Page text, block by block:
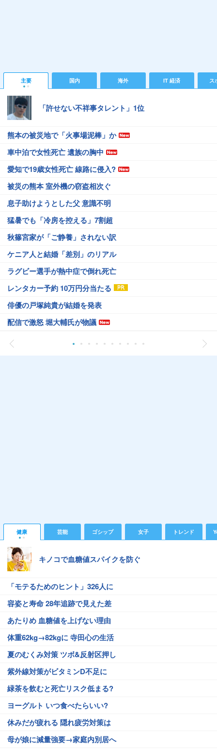
主要 国内 海外 IT 経済 ス
「許せない不祥事タレント」1位
熊本の被災地で「火事場泥棒」か
車中泊で女性死亡 遺族の胸中
愛知で19歳女性死亡 線路に侵入?
被災の熊本 室外機の窃盗相次ぐ
息子助けようとした父 意識不明
猛暑でも「冷房を控える」7割超
秋篠宮家が「ご静養」されない訳
ケニア人と結婚「差別」のリアル
ラグビー選手が熱中症で倒れ死亡
レンタカー予約 10万円分当たる
俳優の戸塚純貴が結婚を発表
配信で激怒 堀大輔氏が物議
健康 芸能 ゴシップ 女子 トレンド
キノコで血糖値スパイクを防ぐ
「モテるためのヒント」326人に
容姿と寿命 28年追跡で見えた差
あたりめ 血糖値を上げない理由
体重62kg→82kgに 寺田心の生活
夏のむくみ対策 ツボ&反射区押し
紫外線対策がビタミンD不足に
緑茶を飲むと死亡リスク低まる?
ヨーグルト いつ食べたらいい?
休みだが疲れる 隠れ疲労対策は
母が娘に減量強要→家庭内別居へ